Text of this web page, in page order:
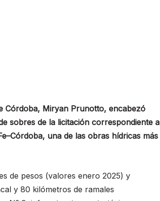
Córdoba, Miryan Prunotto, encabezó
sobres de la licitación correspondiente a
una de las obras hídricas más
de pesos (valores enero 2025) y
y 80 kilómetros de ramales